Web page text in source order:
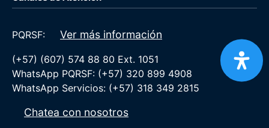
PQRSF: Ver más información
(+57) (607) 574 88 80 Ext. 1051
WhatsApp PQRSF: (+57) 320 899 4908
WhatsApp Servicios: (+57) 318 349 2815
Chatea con nosotros